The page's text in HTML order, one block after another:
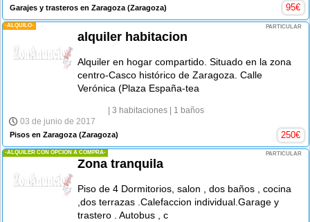
Garajes y trasteros en Zaragoza (Zaragoza) 95€
-ALQUILO- PARTICULAR
alquiler habitacion
Alquiler en hogar compartido. Situado en la zona
centro-Casco histórico de Zaragoza. Calle
Verónica (Plaza España-tea
| 3 habitaciones| 1 baños
03 de junio de 2017
Pisos en Zaragoza (Zaragoza) 250€
-ALQUILER CON OPCIÓN A COMPRA- PARTICULAR
Zona tranquila
Piso de 4 Dormitorios, salon , dos baños , cocina
,dos terrazas .Calefaccion individual.Garage y
trastero . Autobus , c